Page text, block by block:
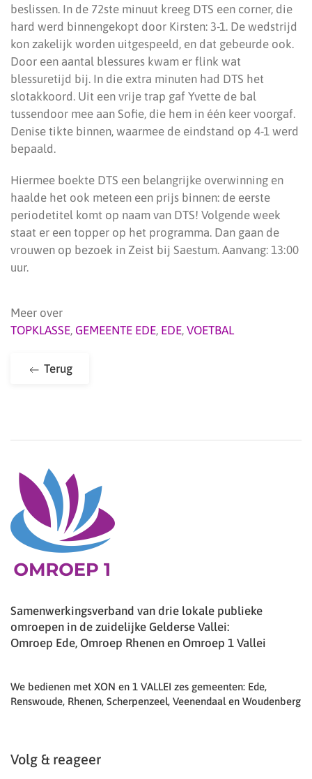
beslissen. In de 72ste minuut kreeg DTS een corner, die
hard werd binnengekopt door Kirsten: 3-1. De wedstrijd
kon zakelijk worden uitgespeeld, en dat gebeurde ook.
Door een aantal blessures kwam er flink wat
blessuretijd bij. In die extra minuten had DTS het
slotakkoord. Uit een vrije trap gaf Yvette de bal
tussendoor mee aan Sofie, die hem in één keer voorgaf.
Denise tikte binnen, waarmee de eindstand op 4-1 werd
bepaald.
Hiermee boekte DTS een belangrijke overwinning en
haalde het ook meteen een prijs binnen: de eerste
periodetitel komt op naam van DTS! Volgende week
staat er een topper op het programma. Dan gaan de
vrouwen op bezoek in Zeist bij Saestum. Aanvang: 13:00
uur.
Meer over
TOPKLASSE, GEMEENTE EDE, EDE, VOETBAL
Terug
Samenwerkingsverband van drie lokale publieke
omroepen in de zuidelijke Gelderse Vallei:
Omroep Ede, Omroep Rhenen en Omroep 1 Vallei
We bedienen met XON en 1 VALLEI zes gemeenten: Ede,
Renswoude, Rhenen, Scherpenzeel, Veenendaal en Woudenberg
Volg & reageer